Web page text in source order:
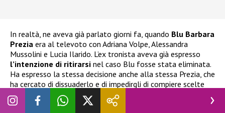
In realtà, ne aveva già parlato giorni fa, quando Blu Barbara
Prezia era al televoto con Adriana Volpe, Alessandra
Mussolini e Lucia Ilarido. L’ex tronista aveva già espresso
l’intenzione di ritirarsi nel caso Blu fosse stata eliminata.
Ha espresso la stessa decisione anche alla stessa Prezia, che
ha cercato di dissuaderlo e di impedirgli di compiere scelte
istintive delle quali potrebbe pentirsi.